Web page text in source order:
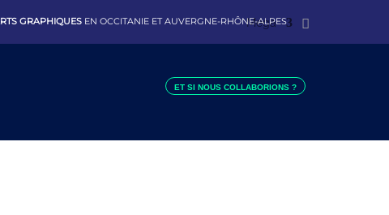
GRAPHIQUESEN OCCITANIE ET AUVERGNE-RHÔNE-ALPES
Mega
ET SI NOUS COLLABORIONS ?